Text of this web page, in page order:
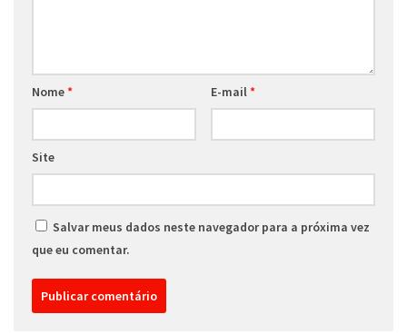
Nome* E-mail *
Site
Salvar meus dados neste navegador para a próxima vez
que eu comentar.